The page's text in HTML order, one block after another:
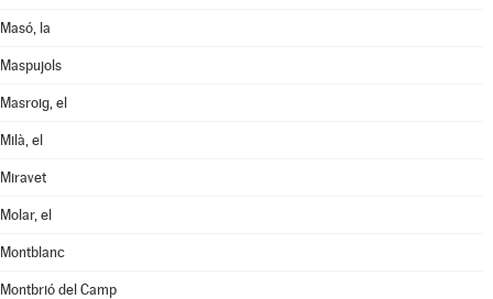
Masó, la
Maspujols
Masroig, el
Milà, el
Miravet
Molar, el
Montblanc
Montbrió del Camp